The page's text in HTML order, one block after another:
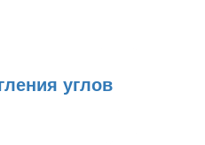
углов